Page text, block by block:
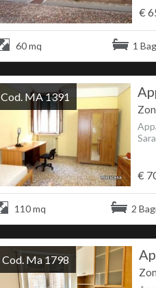
€
60 mq 1
€
Cod. MA 1391
110 mq 2
Cod. Ma 1798